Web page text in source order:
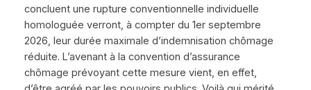
concluent une rupture conventionnelle individuelle
homologuée verront, à compter du 1er septembre
2026, leur durée maximale d’indemnisation chômage
réduite. L’avenant à la convention d’assurance
chômage prévoyant cette mesure vient, en effet,